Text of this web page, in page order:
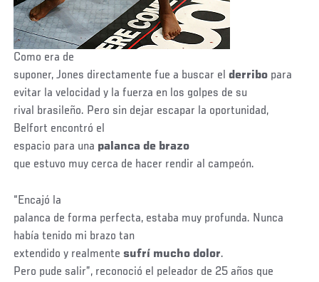
Como era de
suponer, Jones directamente fue a buscar elderribo para
evitar la velocidad y la fuerza en los golpes de su
rival brasileño. Pero sin dejar escapar la oportunidad,
Belfort encontró el
espacio para una palanca de brazo
que estuvo muy cerca de hacer rendir al campeón.
“Encajó la
palanca de forma perfecta, estaba muy profunda. Nunca
había tenido mi brazo tan
extendido y realmentesufrí mucho dolor.
Pero pude salir”, reconoció el peleador de 25 años que